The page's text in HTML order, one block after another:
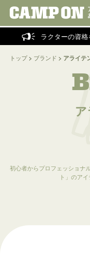
プインストラクターの資格
トップ> ブランド > アライテ
初心者からプロフェッショナ
ト」のア